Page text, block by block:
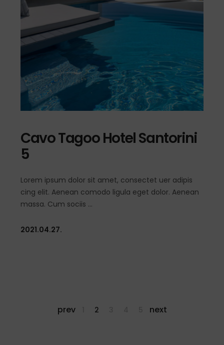
Cavo Tagoo Hotel Santorini
5
Lorem ipsum dolor sit amet, consectet uer adipis
cing elit. Aenean comodo ligula eget dolor. Aenean
massa. Cum sociis
2021.04.27.
prev 2 next